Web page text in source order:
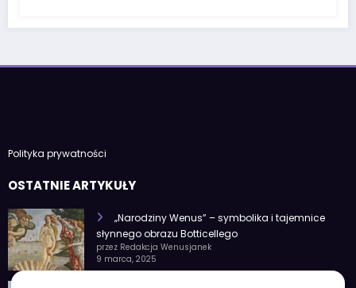
Polityka prywatności
OSTATNIE ARTYKUŁY
„Narodziny Wenus” – symbolika i tajemnice
słynnego obrazu Botticellego
przez Redakcja Wenusjanek
9 marca, 2025